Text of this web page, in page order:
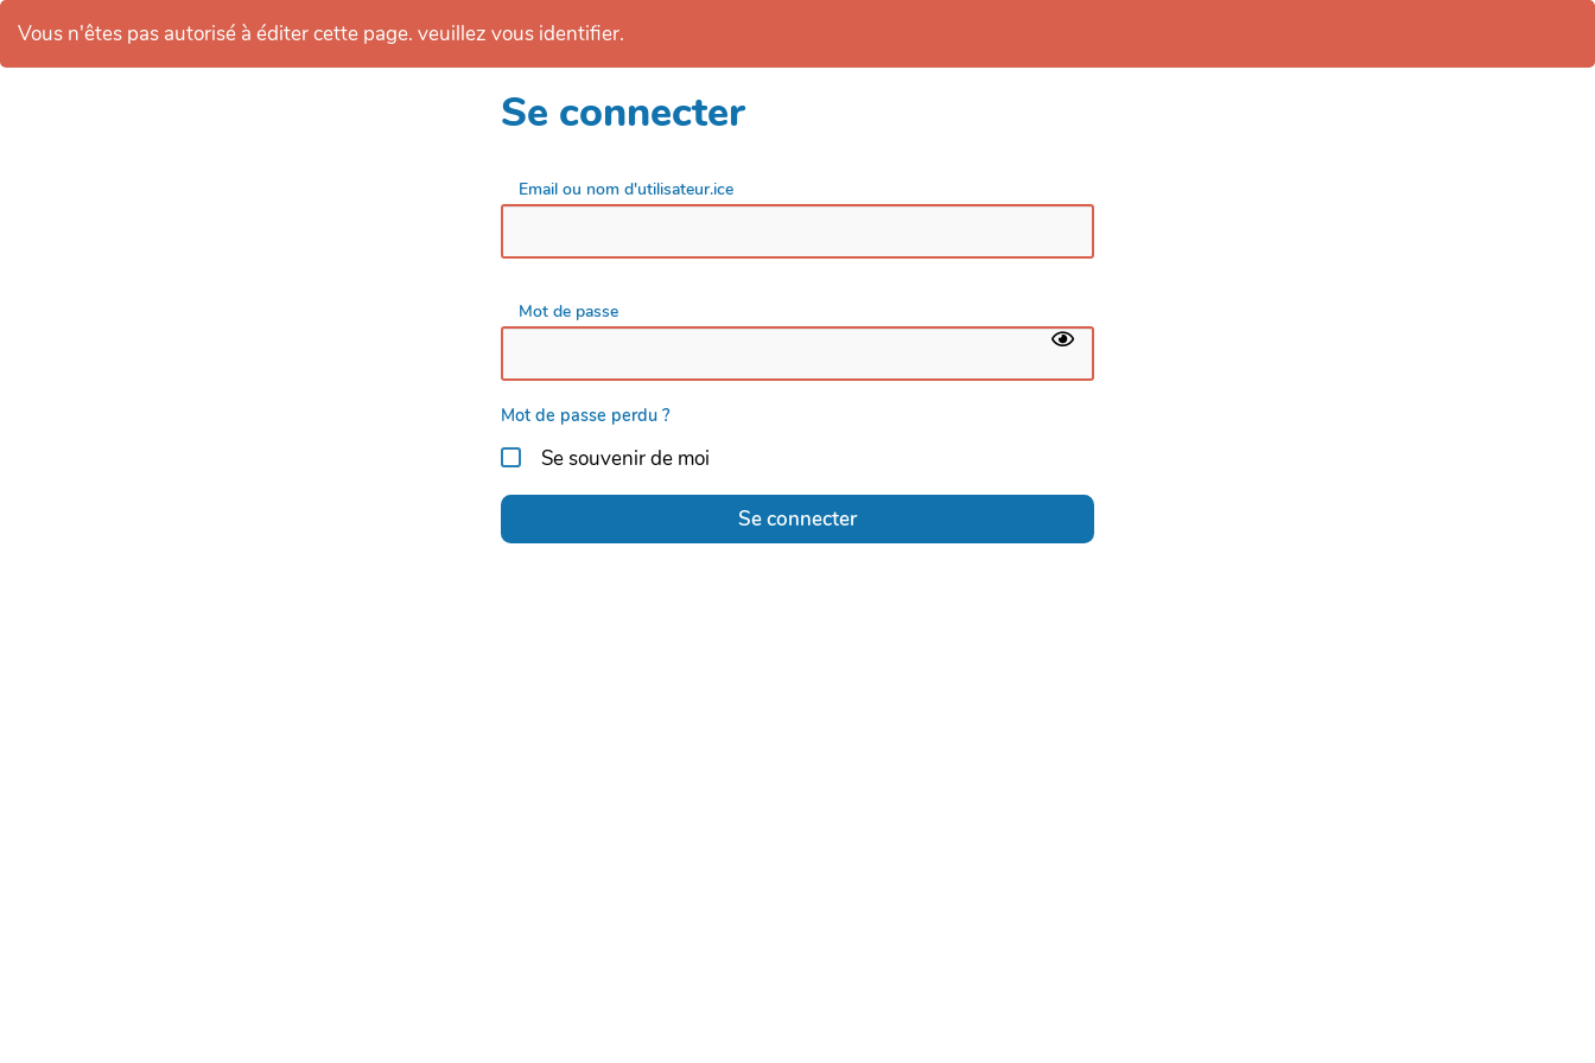
Vous n'êtes pas autorisé à éditer cette page. veuillez vous identifier.
Se connecter
Email ou nom d'utilisateur.ice
Mot de passe
Mot de passe perdu ?
Se souvenir de moi
Se connecter